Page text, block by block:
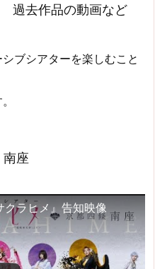
過去作品の動画など
ブシアターを楽しむこと
座
クラヒメ』告知映像